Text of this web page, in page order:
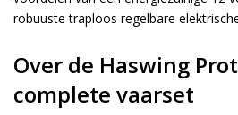
robuuste traploos regelbare
Over de Haswing
complete vaarset